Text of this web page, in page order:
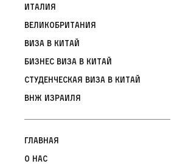
Италия
Великобритания
Виза в Китай
Бизнес виза в Китай
Студенческая виза в Китай
ВНЖ Израиля
Главная
О нас